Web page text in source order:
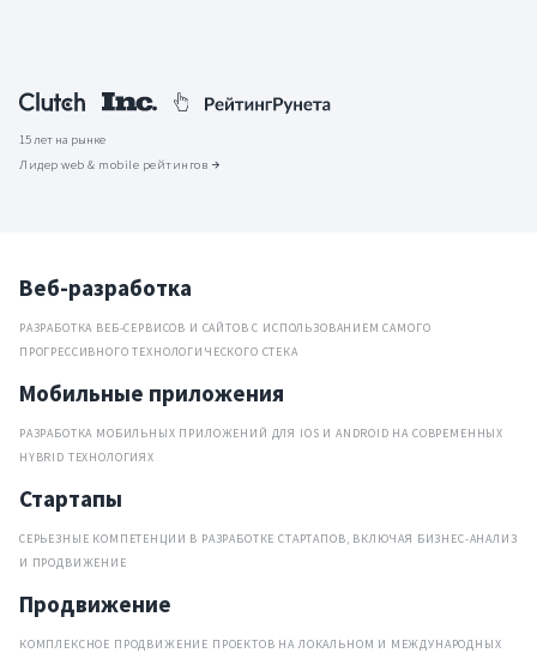
15 лет на рынке
Лидер web & mobile рейтингов
Веб-разработка
РАЗРАБОТКА ВЕБ-СЕРВИСОВ И САЙТОВ С ИСПОЛЬЗОВАНИЕМ САМОГО
ПРОГРЕССИВНОГО ТЕХНОЛОГИЧЕСКОГО СТЕКА
Мобильные приложения
РАЗРАБОТКА МОБИЛЬНЫХ ПРИЛОЖЕНИЙ ДЛЯ IOS И ANDROID НА СОВРЕМЕННЫХ
HYBRID ТЕХНОЛОГИЯХ
Стартапы
СЕРЬЕЗНЫЕ КОМПЕТЕНЦИИ В РАЗРАБОТКЕ СТАРТАПОВ, ВКЛЮЧАЯ БИЗНЕС-АНАЛИЗ
И ПРОДВИЖЕНИЕ
Продвижение
КОМПЛЕКСНОЕ ПРОДВИЖЕНИЕ ПРОЕКТОВ НА ЛОКАЛЬНОМ И МЕЖДУНАРОДНЫХ